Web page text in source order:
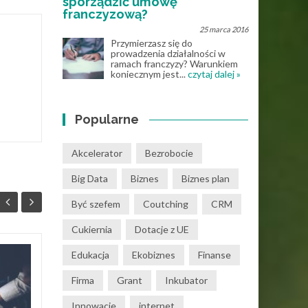
Muzyka online – jak
internet zmienił
franczyzową?
25 marca 2016
Przymierzasz się do
prowadzenia działalności w
ramach franczyzy? Warunkiem
koniecznym jest...czytaj dalej »
Popularne
Akcelerator Bezrobocie
Big Data Biznes Biznes plan
Być szefem Coutching CRM
Cukiernia Dotacje z UE
Edukacja Ekobiznes Finanse
Firma Grant Inkubator
Innowacje internet